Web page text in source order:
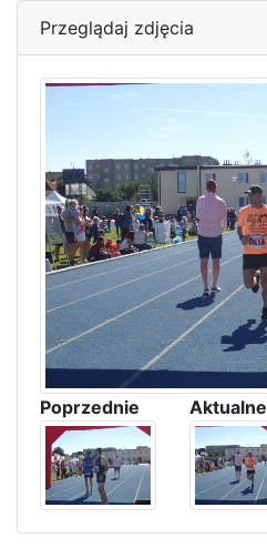
Przeglądaj zdjęcia
Poprzednie Aktualne